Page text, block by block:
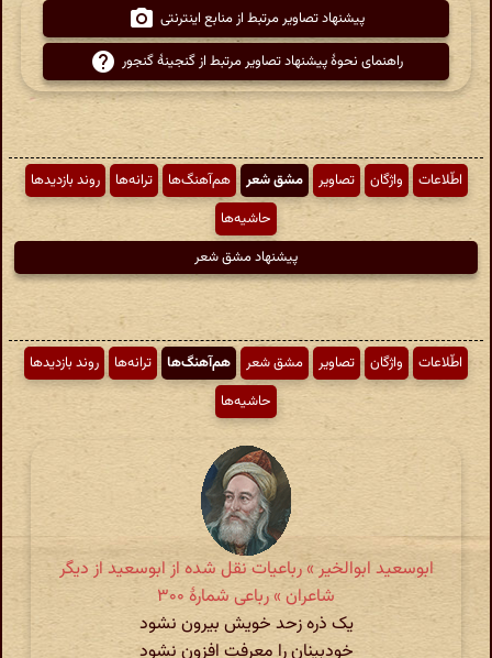
پیشنهاد تصاویر مرتبط از منابع اینترنتی
راهنمای نحوهٔ پیشنهاد تصاویر مرتبط از گنجینهٔ گنجور
اطّلاعات واژگان تصاویر مشق شعر هم‌آهنگ‌ها ترانه‌ها
روند بازدیدها
حاشیه‌ها
پیشنهاد مشق شعر
اطّلاعات واژگان تصاویر مشق شعر هم‌آهنگ‌ها ترانه‌ها
روند بازدیدها
حاشیه‌ها
ابوسعید ابوالخیر » رباعیات نقل شده از ابوسعید از دیگر
شاعران » رباعی شمارهٔ ۳۰۰
یک ذره زحد خویش بیرون نشود
خودبینان را معرفت افزون نشود